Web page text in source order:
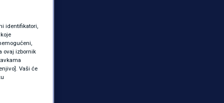
identifikatori,
ovaj izbornik
Vaši će